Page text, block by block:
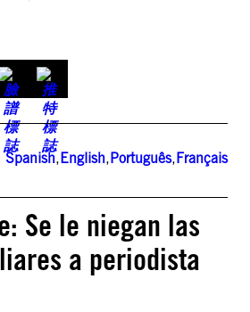
Spanish,English,Português,Français
Se le niegan las
a periodista